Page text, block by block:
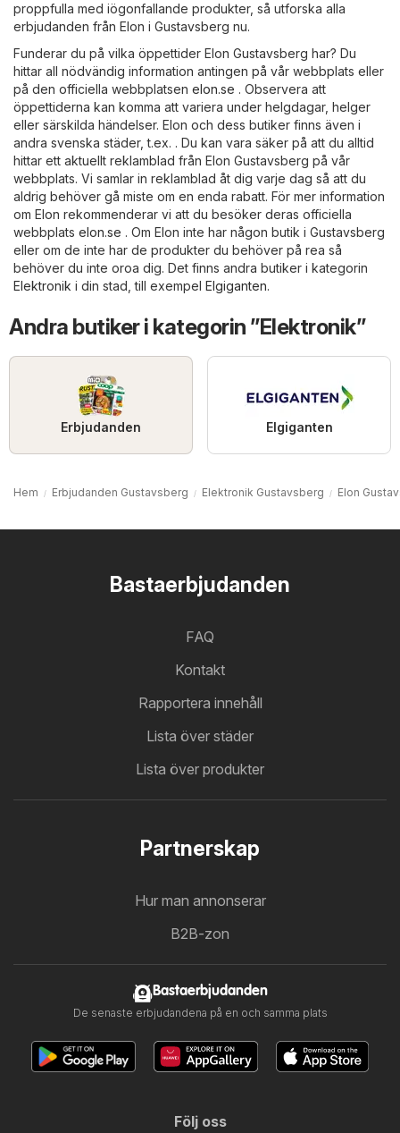
proppfulla med iögonfallande produkter, så utforska alla
erbjudanden från Elon i Gustavsberg nu.
Funderar du på vilka öppettider Elon Gustavsberg har? Du
hittar all nödvändig information antingen på vår webbplats eller
på den officiella webbplatsen elon.se . Observera att
öppettiderna kan komma att variera under helgdagar, helger
eller särskilda händelser. Elon och dess butiker finns även i
andra svenska städer, t.ex. . Du kan vara säker på att du alltid
hittar ett aktuellt reklamblad från Elon Gustavsberg på vår
webbplats. Vi samlar in reklamblad åt dig varje dag så att du
aldrig behöver gå miste om en enda rabatt. För mer information
om Elon rekommenderar vi att du besöker deras officiella
webbplats elon.se . Om Elon inte har någon butik i Gustavsberg
eller om de inte har de produkter du behöver på rea så
behöver du inte oroa dig. Det finns andra butiker i kategorin
Elektronik i din stad, till exempel Elgiganten.
Andra butiker i kategorin ”Elektronik”
Erbjudanden Elgiganten
Hem Erbjudanden Gustavsberg Elektronik Gustavsberg Elon
Bastaerbjudanden
FAQ
Kontakt
Rapportera innehåll
Lista över städer
Lista över produkter
Partnerskap
Hur man annonserar
B2B-zon
Bastaerbjudanden
De senaste erbjudandena på en och samma plats
Följ oss